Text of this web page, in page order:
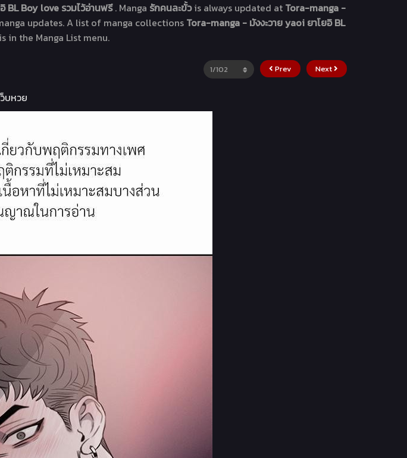
BL Boy love รวมไว้อ่านฟรี. Manga รักคนละขั้วis always updated at Tora-manga -
updates. A list of manga collections Tora-manga - มังงะวาย yaoi ยาโยอิ BL
is in the Manga List menu.
Prev Next